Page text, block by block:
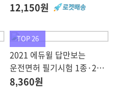
12,150원
TOP 26
2021 에듀윌 답만보는
운전면허 필기시험 1종·2종
공통(8절)
8,360원